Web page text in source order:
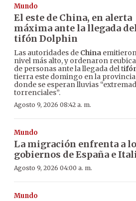
Mundo
El este de China, en alerta
máxima ante la llegada
tifón Dolphin
Las autoridades de China
nivel más alto, y ordenaron
de personas ante la llegada del t
tierra este domingo en la
donde se esperan lluvias
torrenciales”.
Agosto 9, 2026 08:42 a. m.
Mundo
La migración enfrenta a
gobiernos de España e
Agosto 9, 2026 04:00 a. m.
Mundo